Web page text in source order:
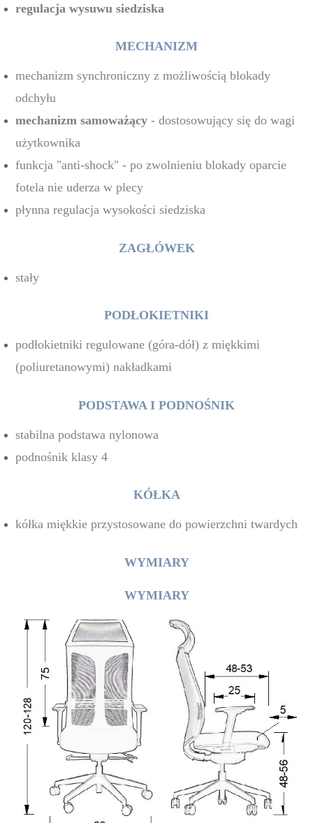
regulacja wysuwu siedziska
MECHANIZM
mechanizm synchroniczny z możliwością blokady
odchyłu
mechanizm samoważący - dostosowujący się do wagi
użytkownika
funkcja "anti-shock" - po zwolnieniu blokady oparcie
fotela nie uderza w plecy
płynna regulacja wysokości siedziska
ZAGŁÓWEK
stały
PODŁOKIETNIKI
podłokietniki regulowane (góra-dół) z miękkimi
(poliuretanowymi) nakładkami
PODSTAWA I PODNOŚNIK
stabilna podstawa nylonowa
podnośnik klasy 4
KÓŁKA
kółka miękkie przystosowane do powierzchni twardych
WYMIARY
WYMIARY